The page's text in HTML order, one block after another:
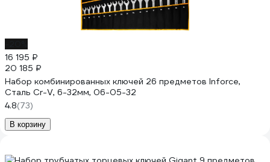
16 195 ₽
20 185 ₽
Набор комбинированных ключей 26 предметов Inforce,
Сталь Cr-V, 6-32мм, 06-05-32
4.8(73)
В корзину